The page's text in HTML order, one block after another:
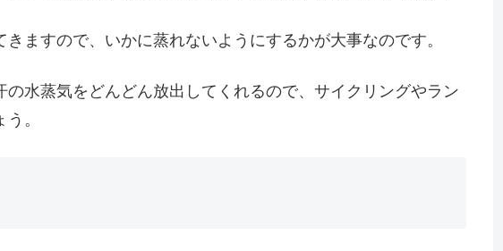
ますので、いかに蒸れないようにするかが大事なのです。
水蒸気をどんどん放出してくれるので、サイクリングやラン
。